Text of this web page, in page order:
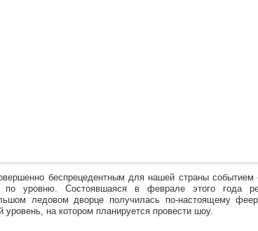
беспрецедентным для нашей страны событием
по уровню. Состоявшаяся в феврале этого года
ледовом дворце получилась по-настоящему
на котором планируется провести шоу.